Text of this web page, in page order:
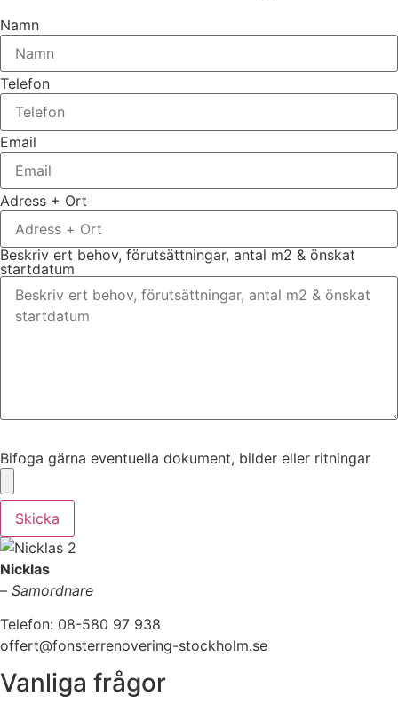
Namn
Telefon
Email
Adress + Ort
Beskriv ert behov, förutsättningar, antal m2 & önskat
startdatum
Bifoga gärna eventuella dokument, bilder eller ritningar
Skicka
Nicklas
– Samordnare
Telefon: 08-580 97 938
offert@fonsterrenovering-stockholm.se
Vanliga frågor